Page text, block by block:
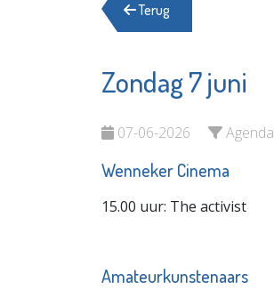
Terug
Zondag 7 juni
07-06-2026 Agenda
Wenneker Cinema
15.00 uur: The activist
Amateurkunstenaars
Scholengemeenschap
Bekijk de pagina